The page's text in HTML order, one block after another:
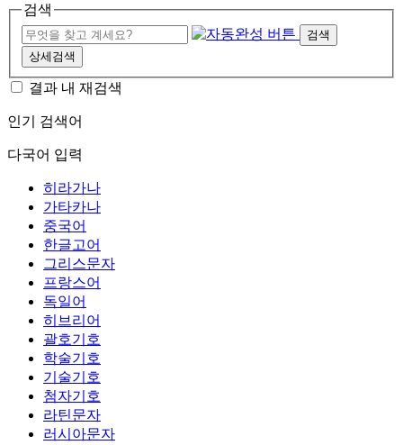
검색
검색
상세검색
결과 내 재검색
인기 검색어
다국어 입력
히라가나
가타카나
중국어
한글고어
그리스문자
프랑스어
독일어
히브리어
괄호기호
학술기호
기술기호
첨자기호
라틴문자
러시아문자